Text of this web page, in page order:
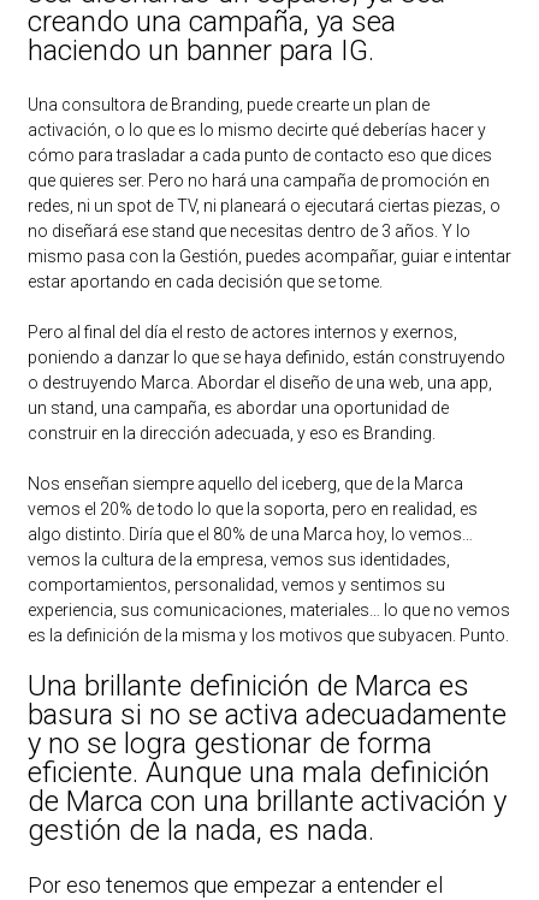
creando una campaña, ya sea
haciendo un banner para IG.
Una consultora de Branding, puede crearte un plan de
activación, o lo que es lo mismo decirte qué deberías hacer y
cómo para trasladar a cada punto de contacto eso que dices
que quieres ser. Pero no hará una campaña de promoción en
redes, ni un spot de TV, ni planeará o ejecutará ciertas piezas, o
no diseñará ese stand que necesitas dentro de 3 años. Y lo
mismo pasa con la Gestión, puedes acompañar, guiar e intentar
estar aportando en cada decisión que se tome.
Pero al final del día el resto de actores internos y exernos,
poniendo a danzar lo que se haya definido, están construyendo
o destruyendo Marca. Abordar el diseño de una web, una app,
un stand, una campaña, es abordar una oportunidad de
construir en la dirección adecuada, y eso es Branding.
Nos enseñan siempre aquello del iceberg, que de la Marca
vemos el 20% de todo lo que la soporta, pero en realidad, es
algo distinto. Diría que el 80% de una Marca hoy, lo vemos…
vemos la cultura de la empresa, vemos sus identidades,
comportamientos, personalidad, vemos y sentimos su
experiencia, sus comunicaciones, materiales… lo que no vemos
es la definición de la misma y los motivos que subyacen. Punto.
Una brillante definición de Marca es
basura si no se activa adecuadamente
y no se logra gestionar de forma
eficiente. Aunque una mala definición
de Marca con una brillante activación y
gestión de la nada, es nada.
Por eso tenemos que empezar a entender el